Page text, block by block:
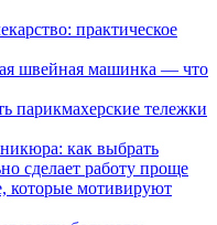
практическое
швейная машинка — что
парикмахерские тележки
как выбрать
сделает работу проще
которые мотивируют